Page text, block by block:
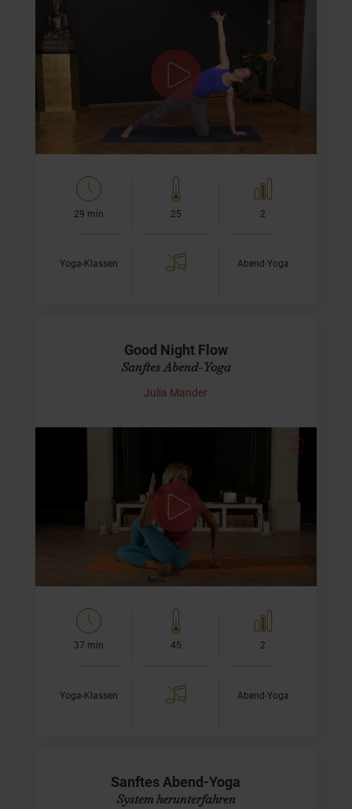
Zur Ruhe kommen
Der Mondgruss wirkt kühlend und entspannend und ist
deshalb perfekt für den Abend geeignet.
Er entfaltet seine Wirkung am besten kurz vor dem
Schlafengehen, um die Erlebnisse des…
29 min 25 2
Yoga-Klassen Abend-Yoga
Good Night Flow
Sanftes Abend-Yoga
Julia Mander
Abend
In diesem Yoga Video für den Abend erwartet Dich
zunächst eine beruhigende Atemübung. Danach fließen
wir durch einen Flow, der auf sanfte Weise fast alle…
37 min 45 2
Yoga-Klassen Abend-Yoga
Sanftes Abend-Yoga
System herunterfahren